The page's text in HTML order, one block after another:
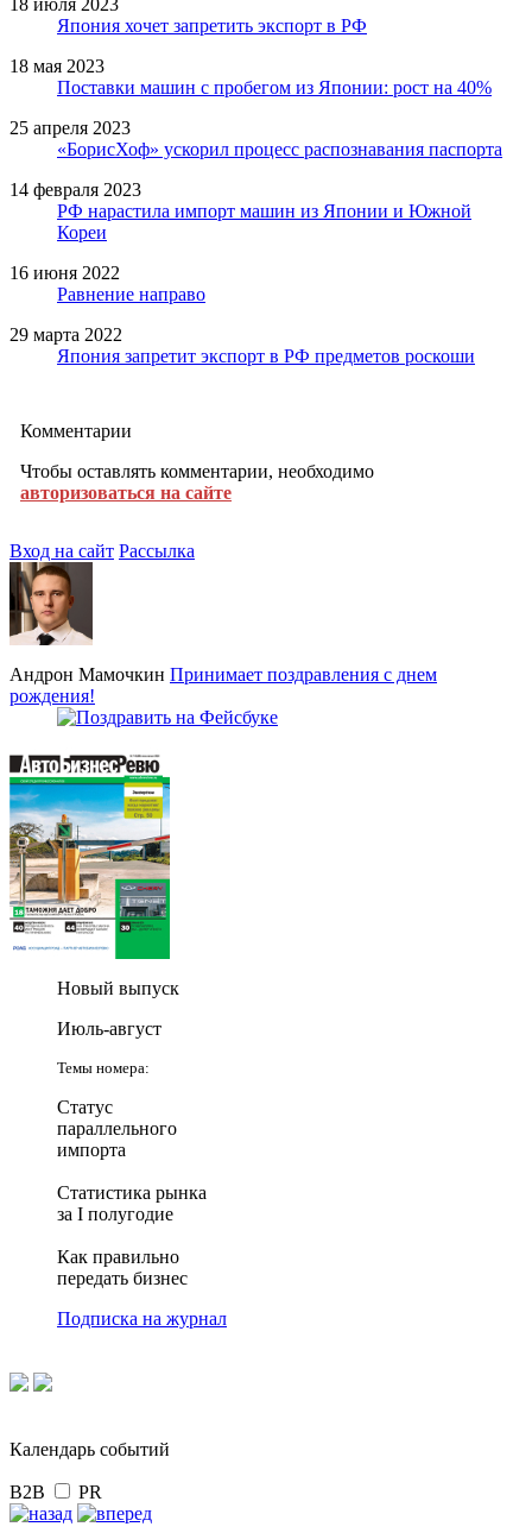
Япония хочет запретить экспорт в РФ
18 мая 2023
Поставки машин с пробегом из Японии: рост на 40%
25 апреля 2023
«БорисХоф» ускорил процесс распознавания паспорта
14 февраля 2023
РФ нарастила импорт машин из Японии и Южной
Кореи
16 июня 2022
Равнение направо
29 марта 2022
Япония запретит экспорт в РФ предметов роскоши
Комментарии
Чтобы оставлять комментарии, необходимо
авторизоваться на сайте
Вход на сайт Рассылка
Андрон Мамочкин Принимает поздравления с днем
рождения!
Новый выпуск
Июль-август
Темы номера:
Статус
параллельного
импорта
Статистика рынка
за I полугодие
Как правильно
передать бизнес
Подписка на журнал
Календарь событий
B2B PR